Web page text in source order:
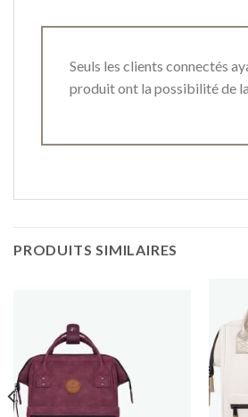
Seuls les clients connectés
produit ont la possibilité de
PRODUITS SIMILAIRES